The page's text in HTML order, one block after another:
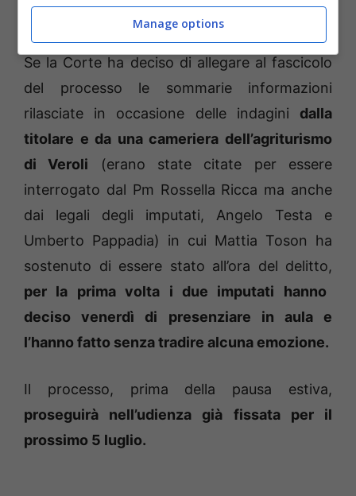
raccontato la ragazza – il casco era sparito
Se la Corte ha deciso di allegare al fascicolo
del processo le sommarie informazioni
rilasciate in occasione delle indagini dalla
titolare e da una cameriera dell’agriturismo
di Veroli (erano state citate per essere
interrogato dal Pm Rossella Ricca ma anche
dai legali degli imputati, Angelo Testa e
Umberto Pappadia) in cui Mattia Toson ha
sostenuto di essere stato all’ora del delitto,
per la prima volta i due imputati hanno
deciso venerdì di presenziare in aula e
l’hanno fatto senza tradire alcuna emozione.
Il processo, prima della pausa estiva,
proseguirà nell’udienza già fissata per il
prossimo 5 luglio.
Manage options